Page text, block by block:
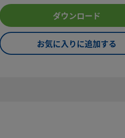
売会社は、投資を最大限に活用
ダウンロード
お気に入りに追加する